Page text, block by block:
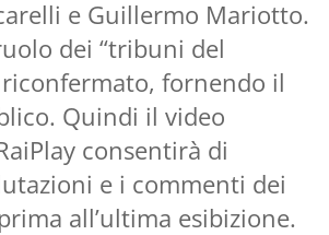
e Guillermo Mariotto.
dei “tribuni del
riconfermato, fornendo il
Quindi il video
consentirà di
e i commenti dei
all’ultima esibizione.